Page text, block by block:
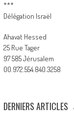
***
Délégation Israël
Ahavat Hessed
25 Rue Tager
97 585 Jérusalem
00.972.554.840.3258
DERNIERS ARTICLES